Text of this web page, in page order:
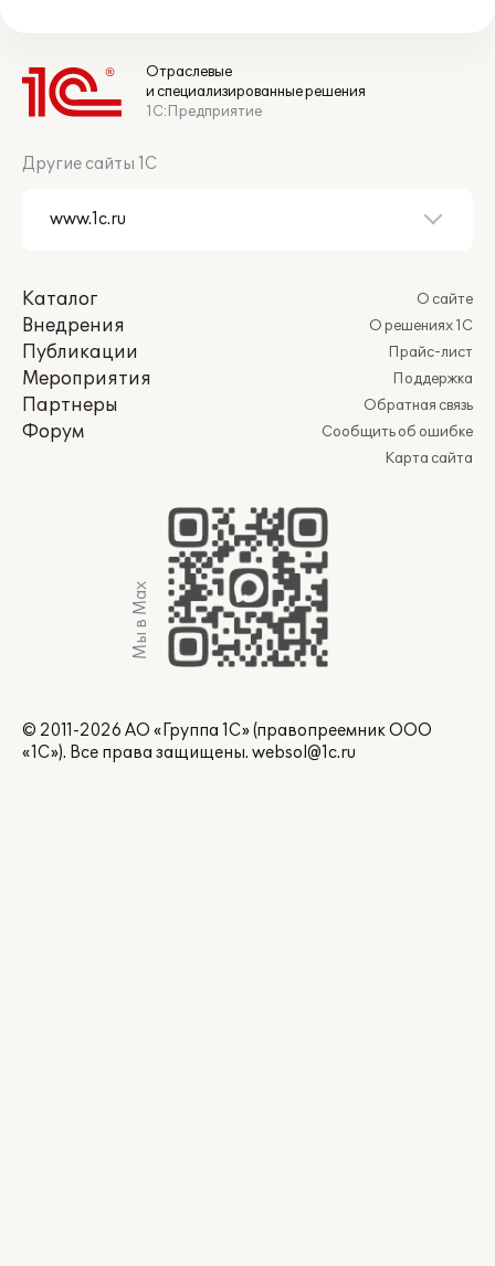
Отраслевые
и специализированные решения
1С:Предприятие
Другие сайты 1С
Каталог
Внедрения
Публикации
Мероприятия
Партнеры
Форум
О сайте
О решениях 1С
Прайс-лист
Поддержка
Обратная связь
Сообщить об ошибке
Карта сайта
Мы в Max
© 2011-2026 АО «Группа 1С» (правопреемник ООО
«1С»). Все права защищены. websol@1c.ru